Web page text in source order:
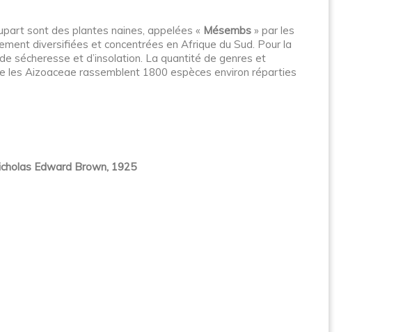
sont des plantes naines, appelées « Mésembs » par les
diversifiées et concentrées en Afrique du Sud. Pour la
sécheresse et d’insolation. La quantité de genres et
les Aizoaceae rassemblent 1800 espèces environ réparties
Edward Brown, 1925